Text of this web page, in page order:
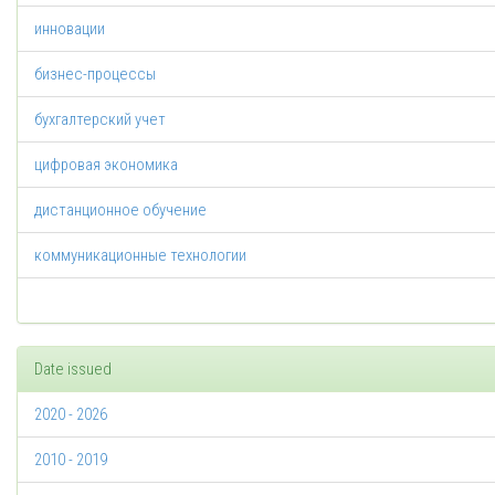
инновации
бизнес-процессы
бухгалтерский учет
цифровая экономика
дистанционное обучение
коммуникационные технологии
Date issued
2020 - 2026
2010 - 2019